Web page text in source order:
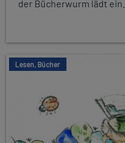
der Bücherwurm lädt ein...
Lesen, Bücher